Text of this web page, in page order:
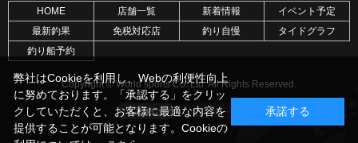
HOME 店舗一覧 新着情報
イベント予定
最新釣果
免税対応店 釣り自慢
タイドグラフ
釣り船予約
Copyright © World sports Co.,Ltd. All Rights Reserved.
弊社はCookieを利用し、Webの利便性向上
に努めております。「承認する」をクリッ
クしていただくと、お客様に最適な内容を
提供することが可能となります。Cookieの
承諾する